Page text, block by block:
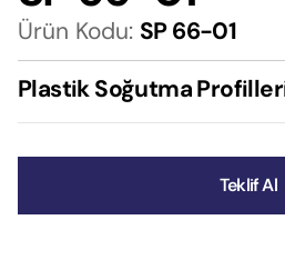
Ürün Kodu: SP 66-01
Plastik Soğutma
Teklif Al